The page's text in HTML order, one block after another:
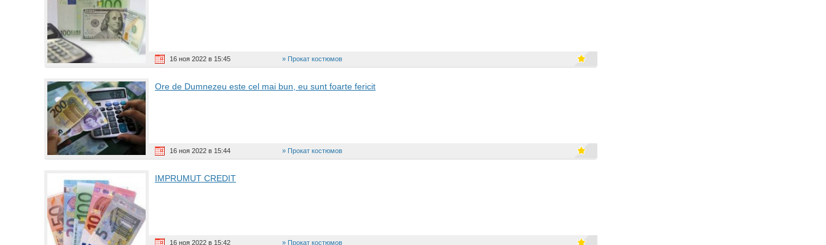
16 ноя 2022 в 15:45 Прокат костюмов
Ore de Dumnezeu este cel mai bun, eu sunt foarte fericit
16 ноя 2022 в 15:44 Прокат костюмов
IMPRUMUT CREDIT
16 ноя 2022 в 15:42 Прокат костюмов